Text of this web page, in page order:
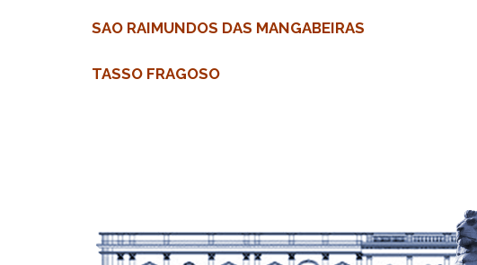
SAO RAIMUNDOS DAS MANGABEIRAS
TASSO FRAGOSO